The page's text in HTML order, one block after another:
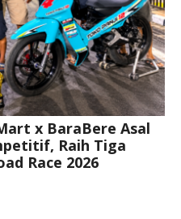
x BaraBere Asal
Raih Tiga
Race 2026